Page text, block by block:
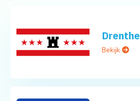
Drenthe
Bekijk